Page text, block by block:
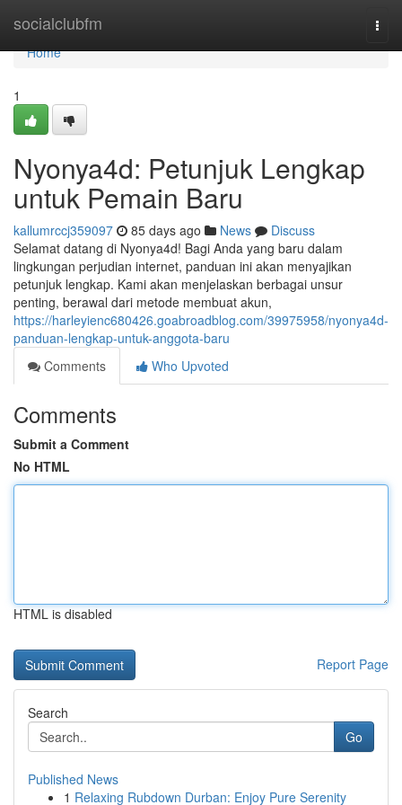
socialclubfm
Home
Home
1
Nyonya4d: Petunjuk Lengkap
untuk Pemain Baru
kallumrccj359097 85 days ago News
Discuss
Selamat datang di Nyonya4d! Bagi Anda yang baru dalam
lingkungan perjudian internet, panduan ini akan menyajikan
petunjuk lengkap. Kami akan menjelaskan berbagai unsur
penting, berawal dari metode membuat akun,
https://harleyienc680426.goabroadblog.com/39975958/nyonya4d-
panduan-lengkap-untuk-anggota-baru
Comments
Who Upvoted
Comments
Submit a Comment
No HTML
HTML is disabled
Report Page
Search
Go
Published News
1 Relaxing Rubdown Durban: Enjoy Pure Serenity